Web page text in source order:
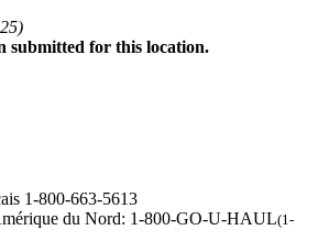
submitted for this location.
1-800-663-5613
du Nord: 1-800-GO-U-HAUL(1-